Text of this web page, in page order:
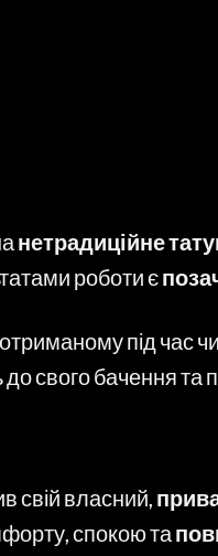
нетрадиційне
роботи є
під час
до свого бачення
свій власний,
спокою та